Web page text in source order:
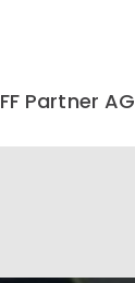
FF Partner AG